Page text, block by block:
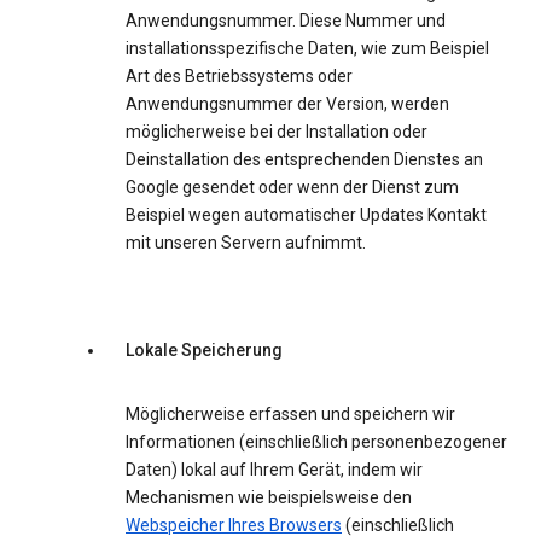
Anwendungsnummer. Diese Nummer und
installationsspezifische Daten, wie zum Beispiel
Art des Betriebssystems oder
Anwendungsnummer der Version, werden
möglicherweise bei der Installation oder
Deinstallation des entsprechenden Dienstes an
Google gesendet oder wenn der Dienst zum
Beispiel wegen automatischer Updates Kontakt
mit unseren Servern aufnimmt.
Lokale Speicherung
Möglicherweise erfassen und speichern wir
Informationen (einschließlich personenbezogener
Daten) lokal auf Ihrem Gerät, indem wir
Mechanismen wie beispielsweise den
Webspeicher Ihres Browsers (einschließlich